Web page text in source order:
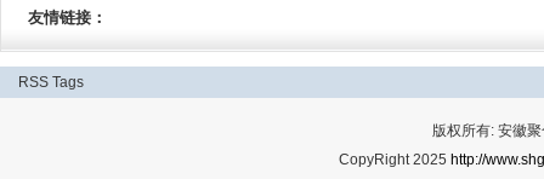
友情链接：
RSS Tags
版权所有: 安徽
CopyRight 2025 http://